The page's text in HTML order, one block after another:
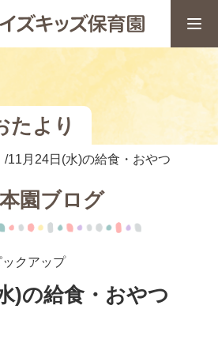
たより
11月24日(水)の給食・おやつ
園ブログ
クアップ
)の給食・おやつ